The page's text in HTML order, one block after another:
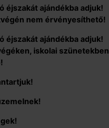
éjszakát ajándékba adjuk!
nem érvényesíthető!
éjszakát ajándékba adjuk!
iskolai szünetekben